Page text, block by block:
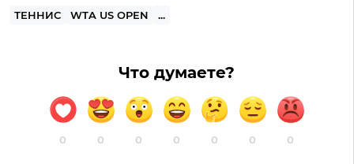
ТЕННИС WTA US OPEN ...
Что думаете?
0 0 0 0 0 0 0